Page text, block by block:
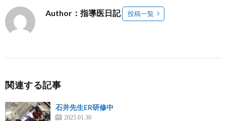
Author：指導医日記 投稿一覧
関連する記事
石井先生ER研修中
2025.01.30